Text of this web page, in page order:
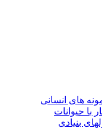
های انسانی
حیوانات
بنیادی